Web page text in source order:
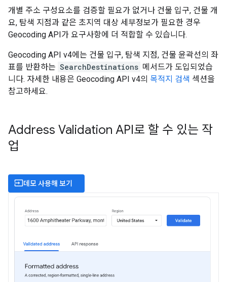
개별 주소 구성요소를 검증할 필요가 없거나 건물 입구, 건물 개
요, 탐색 지점과 같은 초지역 대상 세부정보가 필요한 경우
Geocoding API가 요구사항에 더 적합할 수 있습니다.
Geocoding API v4에는 건물 입구, 탐색 지점, 건물 윤곽선의 좌
표를 반환하는 SearchDestinations 메서드가 도입되었습
니다. 자세한 내용은 Geocoding API v4의 목적지 검색 섹션을
참고하세요.
Address Validation API로 할 수 있는 작
업
input데모 사용해 보기